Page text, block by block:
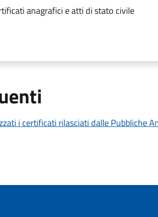
anagrafici e atti di stato civile
i certificati rilasciati dalle Pubbliche